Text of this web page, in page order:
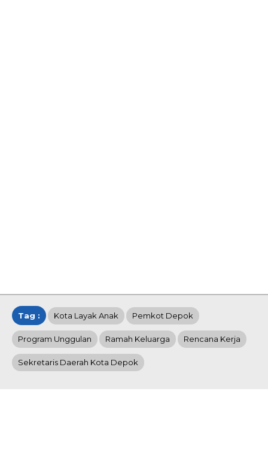
Tag : Kota Layak Anak Pemkot Depok
Program Unggulan Ramah Keluarga Rencana Kerja
Sekretaris Daerah Kota Depok